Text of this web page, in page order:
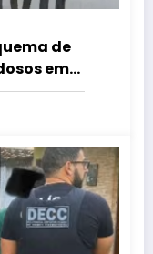
de
em